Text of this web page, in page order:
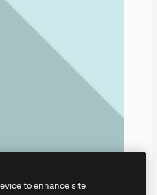
to enhance site